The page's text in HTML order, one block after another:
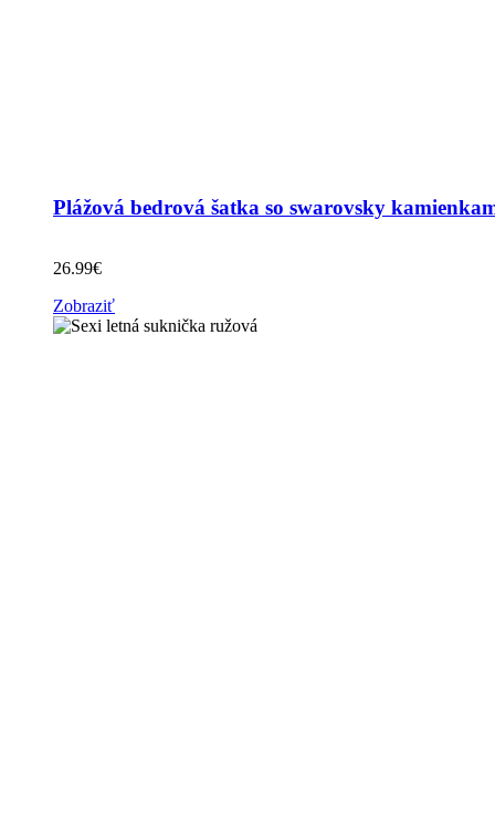
Plážová bedrová šatka so swarovsky
26.99€
Zobraziť